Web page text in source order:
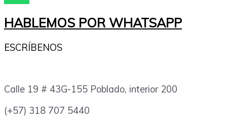
HABLEMOS POR WHATSAPP
ESCRÍBENOS
Calle 19 # 43G-155 Poblado, interior 200
(+57) 318 707 5440